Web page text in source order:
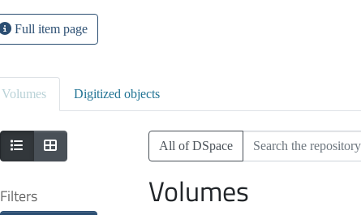
Full item page
Volumes Digitized objects
Filters
All of DSpace
Volumes